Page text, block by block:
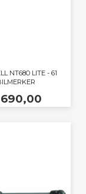
NT680 LITE - 61